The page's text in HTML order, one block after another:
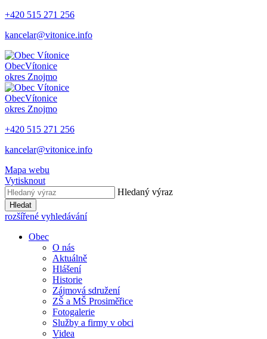
+420 515 271 256
kancelar@vitonice.info
ObecVítonice
okres Znojmo
ObecVítonice
okres Znojmo
+420 515 271 256
kancelar@vitonice.info
Mapa webu
Vytisknout
Hledaný výraz
Hledat
rozšířené vyhledávání
Obec
O nás
Aktuálně
Hlášení
Historie
Zájmová sdružení
ZŠ a MŠ Prosiměřice
Fotogalerie
Služby a firmy v obci
Videa